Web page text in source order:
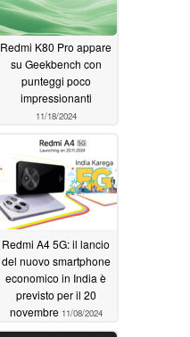
Redmi K80 Pro appare
su Geekbench con
punteggi poco
impressionanti
11/18/2024
Redmi A4 5G: il lancio
del nuovo smartphone
economico in India è
previsto per il 20
novembre 11/08/2024